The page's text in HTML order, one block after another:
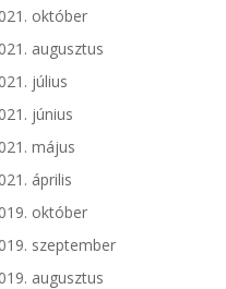
október
augusztus
július
június
május
április
október
szeptember
augusztus